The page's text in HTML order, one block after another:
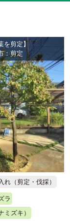
を剪定】
：剪定
れ（剪定・伐採）
ラ
ミズキ）